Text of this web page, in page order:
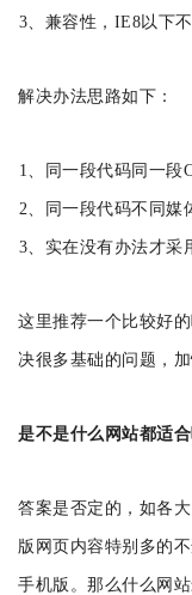
3、兼容性，IE8以下
解决办法思路如下：
1、同一段代码同一段
2、同一段代码不同媒
3、实在没有办法才
这里推荐一个比较好
决很多基础的问题，
是不是什么网站都适
答案是否定的，如各
版网页内容特别多的
手机版。那么什么网